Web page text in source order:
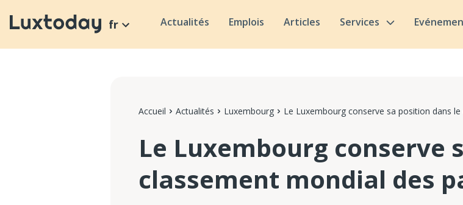
fr Actualités Emplois Articles Services
Accueil Actualités Luxembourg Le Luxembourg conserve sa position dans
Le Luxembourg conserve
classement mondial des